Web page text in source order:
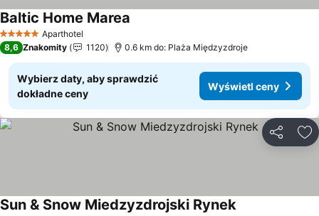
5 KategoriaAparthotel
Baltic Home Marea
8,6 Znakomity 1120 0.6 km do: Plaża Międzyzdroje
Wybierz daty, aby sprawdzić
dokładne ceny
Wyświetl ceny
Sun & Snow Miedzyzdrojski Rynek